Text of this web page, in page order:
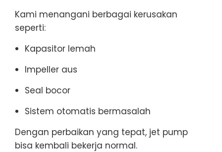
Kami menangani berbagai kerusakan
seperti:
Kapasitor lemah
Impeller aus
Seal bocor
Sistem otomatis bermasalah
Dengan perbaikan yang tepat, jet pump
bisa kembali bekerja normal.